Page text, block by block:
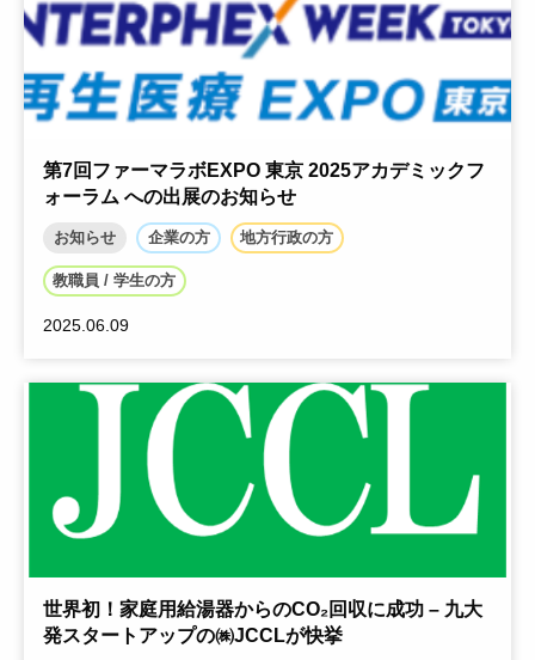
第7回ファーマラボEXPO 東京 2025アカデミックフ
ォーラム への出展のお知らせ
お知らせ 企業の方 地方行政の方
教職員 / 学生の方
2025.06.09
世界初！家庭用給湯器からのCO₂回収に成功 – 九大
発スタートアップの㈱JCCLが快挙